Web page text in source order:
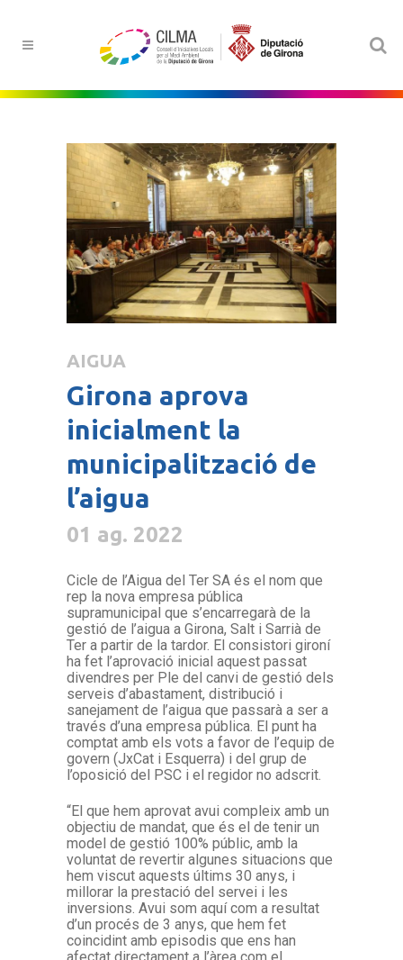
AIGUA
Girona aprova
inicialment la
municipalització de
l’aigua
01 ag. 2022
Cicle de l’Aigua del Ter SA és el nom que
rep la nova empresa pública
supramunicipal que s’encarregarà de la
gestió de l’aigua a Girona, Salt i Sarrià de
Ter a partir de la tardor. El consistori gironí
ha fet l’aprovació inicial aquest passat
divendres per Ple del canvi de gestió dels
serveis d’abastament, distribució i
sanejament de l’aigua que passarà a ser a
través d’una empresa pública. El punt ha
comptat amb els vots a favor de l’equip de
govern (JxCat i Esquerra) i del grup de
l’oposició del PSC i el regidor no adscrit.
“El que hem aprovat avui compleix amb un
objectiu de mandat, que és el de tenir un
model de gestió 100% públic, amb la
voluntat de revertir algunes situacions que
hem viscut aquests últims 30 anys, i
millorar la prestació del servei i les
inversions. Avui som aquí com a resultat
d’un procés de 3 anys, que hem fet
coincidint amb episodis que ens han